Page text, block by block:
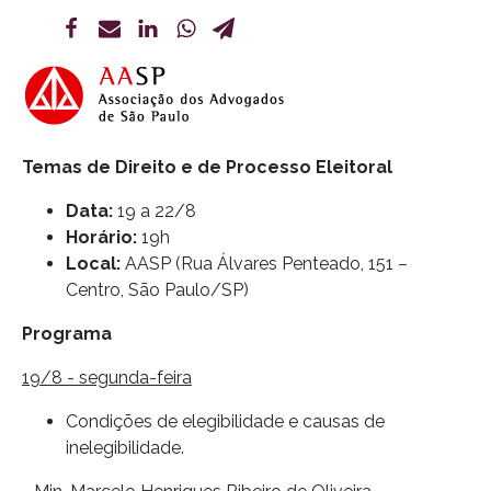
Temas de Direito e de Processo Eleitoral
Data: 19 a 22/8
Horário: 19h
Local: AASP (Rua Álvares Penteado, 151 –
Centro, São Paulo/SP)
Programa
19/8 - segunda-feira
Condições de elegibilidade e causas de
inelegibilidade.